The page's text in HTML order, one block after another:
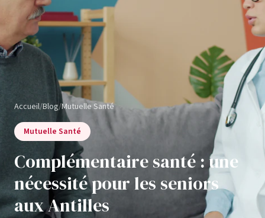
Accueil/Blog/Mutuelle Santé
Mutuelle Santé
Complémentaire santé : une
nécessité pour les seniors
aux Antilles